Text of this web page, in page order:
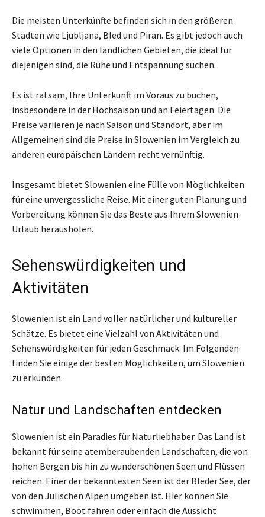
Die meisten Unterkünfte befinden sich in den größeren
Städten wie Ljubljana, Bled und Piran. Es gibt jedoch auch
viele Optionen in den ländlichen Gebieten, die ideal für
diejenigen sind, die Ruhe und Entspannung suchen.
Es ist ratsam, Ihre Unterkunft im Voraus zu buchen,
insbesondere in der Hochsaison und an Feiertagen. Die
Preise variieren je nach Saison und Standort, aber im
Allgemeinen sind die Preise in Slowenien im Vergleich zu
anderen europäischen Ländern recht vernünftig.
Insgesamt bietet Slowenien eine Fülle von Möglichkeiten
für eine unvergessliche Reise. Mit einer guten Planung und
Vorbereitung können Sie das Beste aus Ihrem Slowenien-
Urlaub herausholen.
Sehenswürdigkeiten und
Aktivitäten
Slowenien ist ein Land voller natürlicher und kultureller
Schätze. Es bietet eine Vielzahl von Aktivitäten und
Sehenswürdigkeiten für jeden Geschmack. Im Folgenden
finden Sie einige der besten Möglichkeiten, um Slowenien
zu erkunden.
Natur und Landschaften entdecken
Slowenien ist ein Paradies für Naturliebhaber. Das Land ist
bekannt für seine atemberaubenden Landschaften, die von
hohen Bergen bis hin zu wunderschönen Seen und Flüssen
reichen. Einer der bekanntesten Seen ist der Bleder See, der
von den Julischen Alpen umgeben ist. Hier können Sie
schwimmen, Boot fahren oder einfach die Aussicht